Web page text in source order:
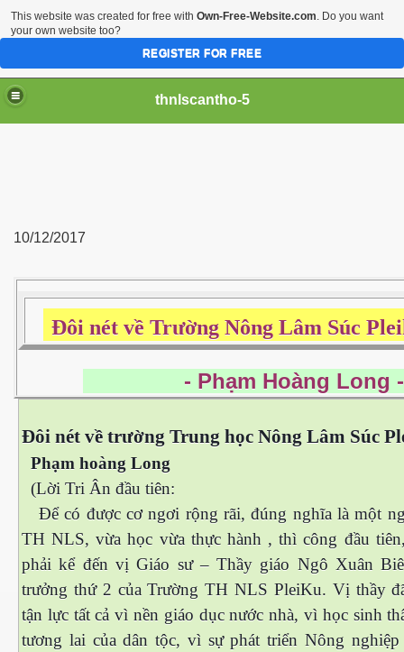
thnlscantho-5
10/12/2017
Đôi nét về Trường Nông Lâm Súc
- Phạm Hoàng Long -
Đôi nét về trường Trung học Nông Lâm Súc
Phạm hoàng Long
(Lời Tri Ân đầu tiên:
Để có được cơ ngơi rộng rãi, đúng nghĩa là một
TH NLS, vừa học vừa thực hành , thì công đầu
phải kể đến vị Giáo sư – Thầy giáo Ngô Xuân
trưởng thứ 2 của Trường TH NLS PleiKu. Vị thầy
tận lực tất cả vì nền giáo dục nước nhà, vì học sinh
tương lai của dân tộc, vì sự phát triển Nông nghiệp
Bộ xưa
2015
This website was created for free with Own-Free-Website.com. Do you want
your own website too?
REGISTER FOR FREE